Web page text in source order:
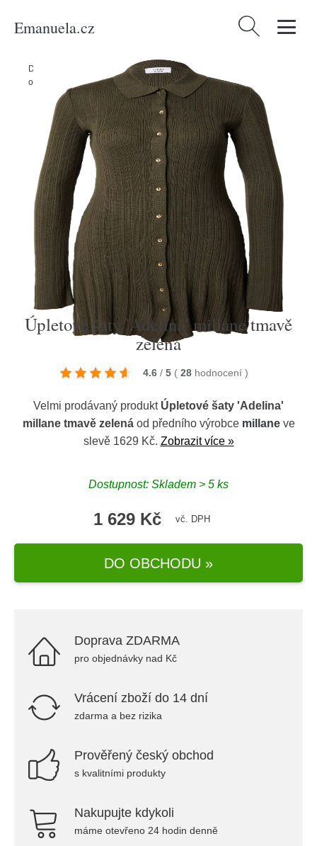
Emanuela.cz Vyhledávání
Domů Oblečení/Udržitelnost
oděvy
Úpletové šaty 'Adelina' millane tmavě zelená
Úpletové šaty 'Adelina' millane tmavě
zelená
4.6 / 5 ( 28 hodnocení )
Velmi prodávaný produkt Úpletové šaty 'Adelina'
millane tmavě zelenáod předního výrobce millaneve
slevě 1629 Kč. Zobrazit více »
Dostupnost: Skladem > 5 ks
1 629 Kč vč. DPH
DO OBCHODU »
Doprava ZDARMA
pro objednávky nad Kč
Vrácení zboží do 14 dní
zdarma a bez rizika
Prověřený český obchod
s kvalitními produkty
Nakupujte kdykoli
máme otevřeno 24 hodin denně